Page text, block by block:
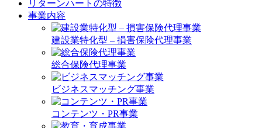
リターンハートの特徴
事業内容
建設業特化型 – 損害保険代理事業
総合保険代理事業
ビジネスマッチング事業
コンテンツ・PR事業